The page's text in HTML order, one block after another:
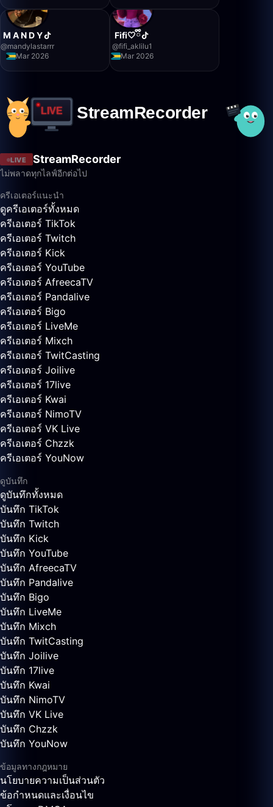
M A N D Y
@mandylastarrr
Mar 2026
Fifi🤍ྀི
@fifi_aklilu1
Mar 2026
LIVE StreamRecorder
ไม่พลาดทุกไลฟ์อีกต่อไป
ครีเอเตอร์แนะนำ
ดูครีเอเตอร์ทั้งหมด
ครีเอเตอร์ TikTok
ครีเอเตอร์ Twitch
ครีเอเตอร์ Kick
ครีเอเตอร์ YouTube
ครีเอเตอร์ AfreecaTV
ครีเอเตอร์ Pandalive
ครีเอเตอร์ Bigo
ครีเอเตอร์ LiveMe
ครีเอเตอร์ Mixch
ครีเอเตอร์ TwitCasting
ครีเอเตอร์ Joilive
ครีเอเตอร์ 17live
ครีเอเตอร์ Kwai
ครีเอเตอร์ NimoTV
ครีเอเตอร์ VK Live
ครีเอเตอร์ Chzzk
ครีเอเตอร์ YouNow
ดูบันทึก
ดูบันทึกทั้งหมด
บันทึก TikTok
บันทึก Twitch
บันทึก Kick
บันทึก YouTube
บันทึก AfreecaTV
บันทึก Pandalive
บันทึก Bigo
บันทึก LiveMe
บันทึก Mixch
บันทึก TwitCasting
บันทึก Joilive
บันทึก 17live
บันทึก Kwai
บันทึก NimoTV
บันทึก VK Live
บันทึก Chzzk
บันทึก YouNow
ข้อมูลทางกฎหมาย
นโยบายความเป็นส่วนตัว
ข้อกำหนดและเงื่อนไข